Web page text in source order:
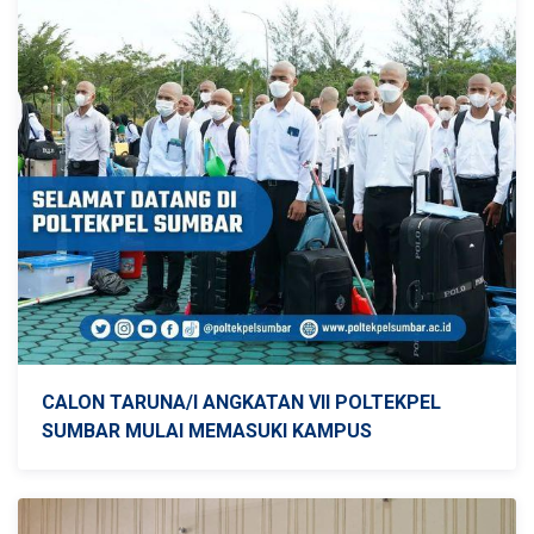
CALON TARUNA/I ANGKATAN VII POLTEKPEL
SUMBAR MULAI MEMASUKI KAMPUS